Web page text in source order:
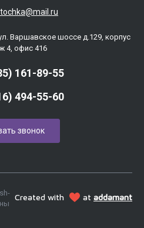
Варшавское шоссе д.129, корпус
4, офис 416
161-89-55
494-55-60
звонок
Created with at addamant